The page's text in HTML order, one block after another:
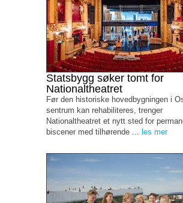
Statsbygg søker tomt for
Nationaltheatret
Før den historiske hovedbygningen i
sentrum kan rehabiliteres, trenger
Nationaltheatret et nytt sted for
biscener med tilhørende ... les mer